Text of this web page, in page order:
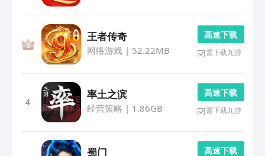
王者传奇
网络游戏| 52.22MB
高 速 下 载
需下载九游
4
率土之滨
经营策略 | 1.86GB
高 速 下 载
需下载九游
蜀门 高 速 下 载